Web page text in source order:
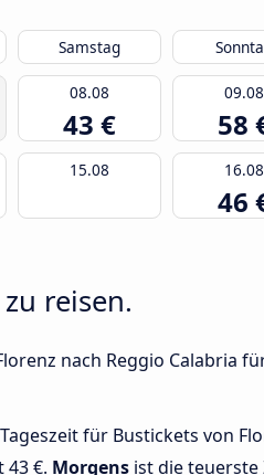
Samstag
08.08
43 €
09.08
58
15.08 16.08
46
reisen.
nach Reggio Calabria
für Bustickets von
43 €. Morgens ist die teuerste